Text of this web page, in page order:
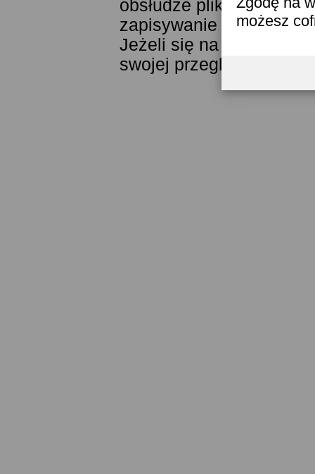
możesz
obsłudze plików
zapisywanie ich w
Jeżeli się na to nie
swojej przeglądarki.